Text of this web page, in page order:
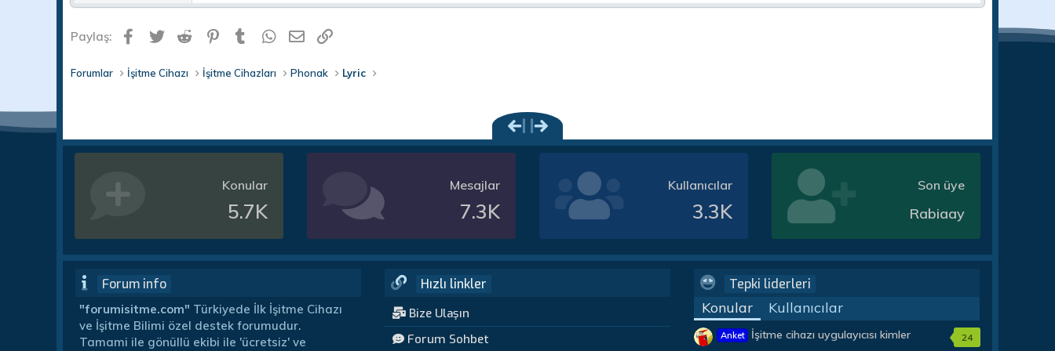
Paylaş: FacebookTwitterRedditPinterestTumblrWhatsApp
E-posta
Forumlar İşitme Cihazı İşitme Cihazları Phonak Lyric
Konular
5.7K
Mesajlar
7.3K
Kullanıcılar
3.3K
Son üye
Rabiaay
Forum info
"forumisitme.com" Türkiyede İlk İşitme Cihazı
ve İşitme Bilimi özel destek forumudur.
Tamami ile gönüllü ekibi ile 'ücretsiz' ve
Hızlı linkler
Bize Ulaşın
Forum Sohbet
Tepki liderleri
Konular Kullanıcılar
Anket
İşitme cihazı uygulayıcısı kimler
24